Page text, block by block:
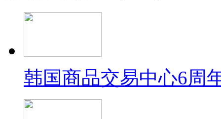
韩国商品交易中心6周